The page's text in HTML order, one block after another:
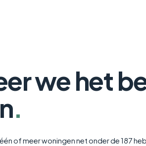
we het
.
of meer woningen net onder de 187